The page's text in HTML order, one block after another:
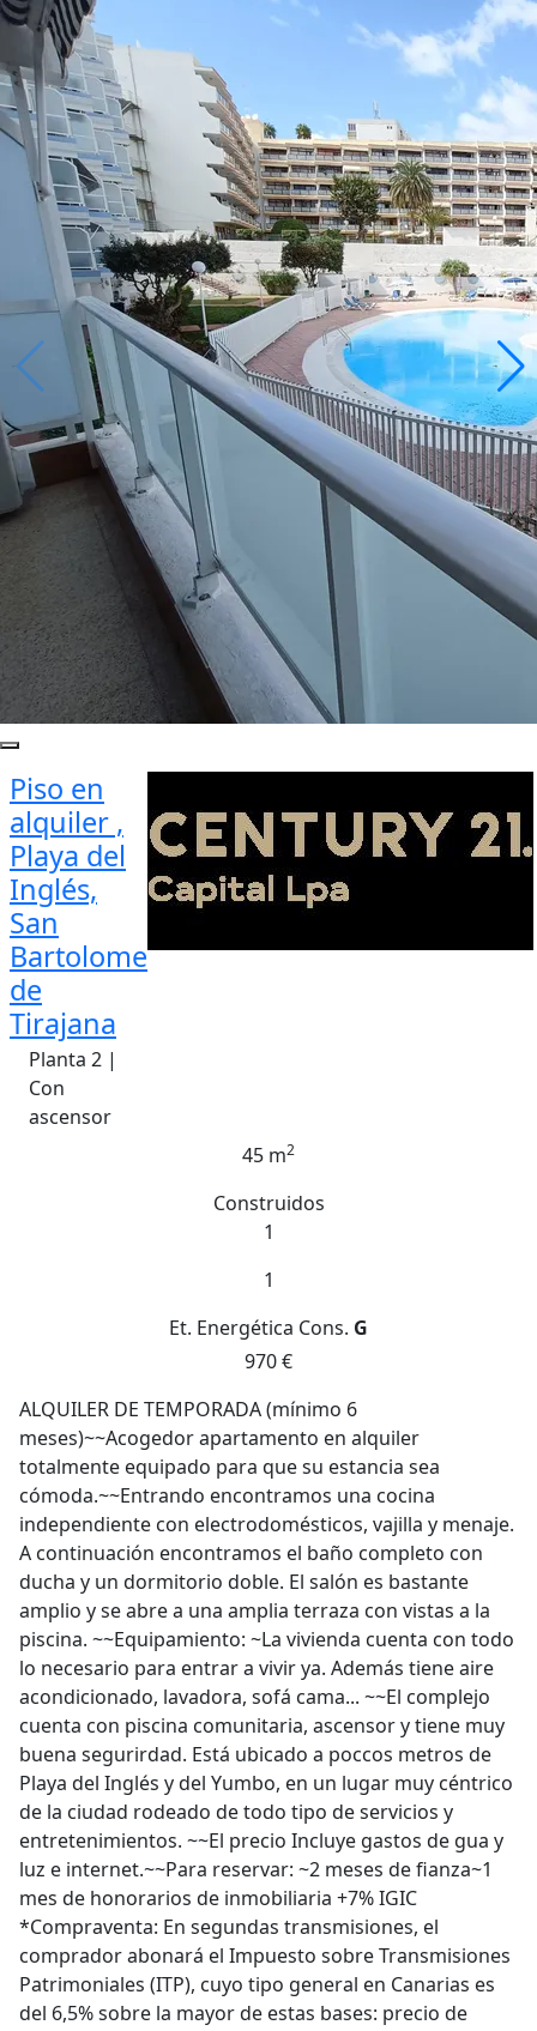
Piso en
alquiler ,
Playa del
Inglés,
San
Bartolome
de
Tirajana
Planta 2 |
Con
ascensor
45 m2
Construidos
1
1
Et. Energética Cons. G
970 €
ALQUILER DE TEMPORADA (mínimo 6
meses)~~Acogedor apartamento en alquiler
totalmente equipado para que su estancia sea
cómoda.~~Entrando encontramos una cocina
independiente con electrodomésticos, vajilla y menaje.
A continuación encontramos el baño completo con
ducha y un dormitorio doble. El salón es bastante
amplio y se abre a una amplia terraza con vistas a la
piscina. ~~Equipamiento: ~La vivienda cuenta con todo
lo necesario para entrar a vivir ya. Además tiene aire
acondicionado, lavadora, sofá cama... ~~El complejo
cuenta con piscina comunitaria, ascensor y tiene muy
buena segurirdad. Está ubicado a poccos metros de
Playa del Inglés y del Yumbo, en un lugar muy céntrico
de la ciudad rodeado de todo tipo de servicios y
entretenimientos. ~~El precio Incluye gastos de gua y
luz e internet.~~Para reservar: ~2 meses de fianza~1
mes de honorarios de inmobiliaria +7% IGIC
*Compraventa: En segundas transmisiones, el
comprador abonará el Impuesto sobre Transmisiones
Patrimoniales (ITP), cuyo tipo general en Canarias es
del 6,5% sobre la mayor de estas bases: precio de